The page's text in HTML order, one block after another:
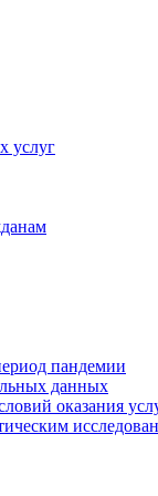
услуг
пандемии
данных
оказания